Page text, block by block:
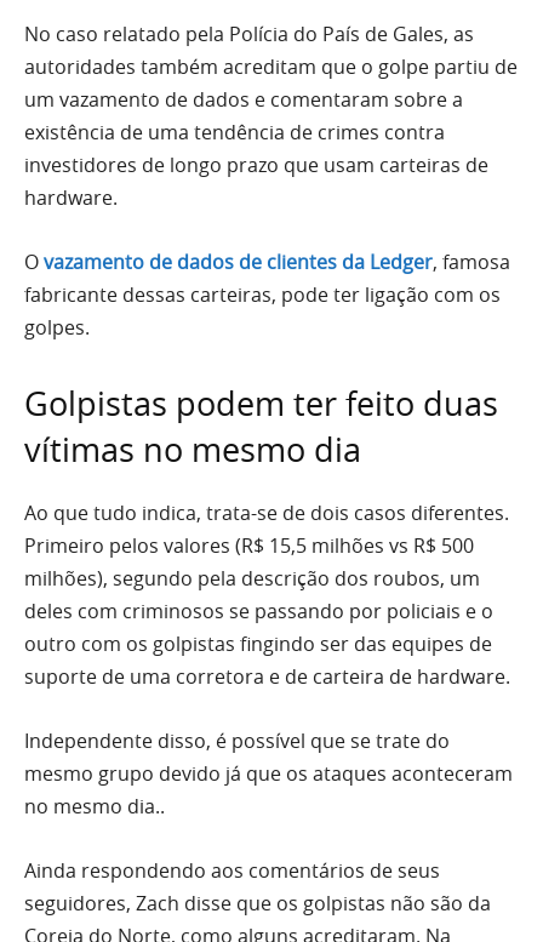
No caso relatado pela Polícia do País de Gales, as
autoridades também acreditam que o golpe partiu de
um vazamento de dados e comentaram sobre a
existência de uma tendência de crimes contra
investidores de longo prazo que usam carteiras de
hardware.
Ovazamento de dados de clientes da Ledger, famosa
fabricante dessas carteiras, pode ter ligação com os
golpes.
Golpistas podem ter feito duas
vítimas no mesmo dia
Ao que tudo indica, trata-se de dois casos diferentes.
Primeiro pelos valores (R$ 15,5 milhões vs R$ 500
milhões), segundo pela descrição dos roubos, um
deles com criminosos se passando por policiais e o
outro com os golpistas fingindo ser das equipes de
suporte de uma corretora e de carteira de hardware.
Independente disso, é possível que se trate do
mesmo grupo devido já que os ataques aconteceram
no mesmo dia..
Ainda respondendo aos comentários de seus
seguidores, Zach disse que os golpistas não são da
Coreia do Norte, como alguns acreditaram. Na